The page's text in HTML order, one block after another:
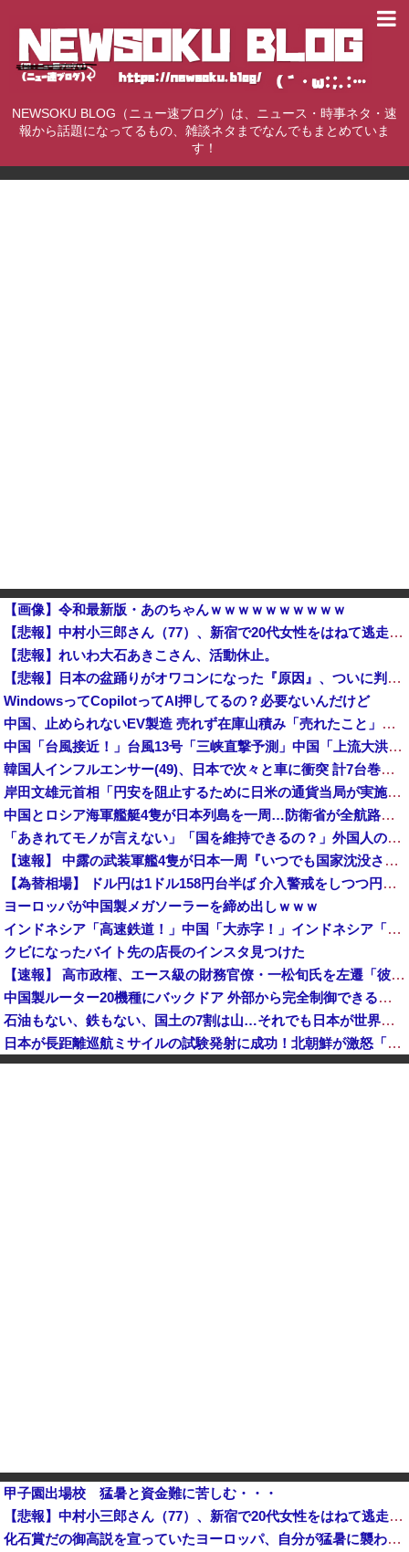
NEWSOKU BLOG（ニュー速ブログ）は、ニュース・時事ネタ・速
報から話題になってるもの、雑談ネタまでなんでもまとめていま
す！
【画像】令和最新版・あのちゃんｗｗｗｗｗｗｗｗｗｗ
【悲報】中村小三郎さん（77）、新宿で20代女性をはねて逃走か ひき逃げの疑いで書類送検・・・・・・・・・他
【悲報】れいわ大石あきこさん、活動休止。
【悲報】日本の盆踊りがオワコンになった『原因』、ついに判明する・・・・・
WindowsってCopilotってAI押してるの？必要ないんだけど
中国、止められないEV製造 売れず在庫山積み「売れたこと」にして補助金を騙し取る事案を思いつきが横行
中国「台風接近！」台風13号「三峡直撃予測」中国「上流大洪水！（三峡上流」中国都市「8/5の映像（動画」三峡ダム「緊急放流（決壊危機」中国「下流大水害（震え声」→
韓国人インフルエンサー(49)、日本で次々と車に衝突 計7台巻き込み 八王子
岸田文雄元首相「円安を阻止するために日米の通貨当局が実施した為替介入は一時しのぎに過ぎない」
中国とロシア海軍艦艇4隻が日本列島を一周…防衛省が全航路を公開！
「あきれてモノが言えない」「国を維持できるの？」外国人の永住許可要件の厳格化で在日中国人の本音は？
【速報】 中露の武装軍艦4隻が日本一周『いつでも国家沈没させられるぞ』
【為替相場】 ドル円は1ドル158円台半ば 介入警戒をしつつ円売りが続行
ヨーロッパが中国製メガソーラーを締め出しｗｗｗ
インドネシア「高速鉄道！」中国「大赤字！」インドネシア「運営会社の株式購入！（負債対策」中国「はい（巨額負債」インドネシア「700km延伸計画！（実質中止」→
クビになったバイト先の店長のインスタ見つけた
【速報】 高市政権、エース級の財務官僚・一松旬氏を左遷「彼は協力的でなかった」財務省の言いなりではないことが判明
中国製ルーター20機種にバックドア 外部から完全制御できる機能が仕込まれていた
石油もない、鉄もない、国土の7割は山…それでも日本が世界屈指の経済大国になれた「勤勉さ」以外の勝因！
日本が長距離巡航ミサイルの試験発射に成功！北朝鮮が激怒「日本が戦争国家になろうとしている」「絶対に傍観しない、必ず後悔させる」
アメリカ・ミシガン州の民主党予備選挙 イスラム教徒の“急進左派”候補が勝利確実に⋯トランプ氏は批判
甲子園出場校 猛暑と資金難に苦しむ・・・
【悲報】中村小三郎さん（77）、新宿で20代女性をはねて逃走か ひき逃げの疑いで書類送検・・・・・・・・・他
化石賞だの御高説を宣っていたヨーロッパ、自分が猛暑に襲われると為すすべべもなくダメージを受けてしまい